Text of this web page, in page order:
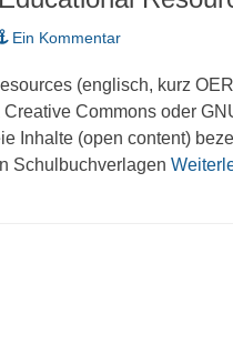
Ein Kommentar
(englisch, kurz
Commons oder
Inhalte (open content)
Schulbuchverlagen